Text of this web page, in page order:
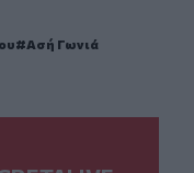
Ασή Γωνιά